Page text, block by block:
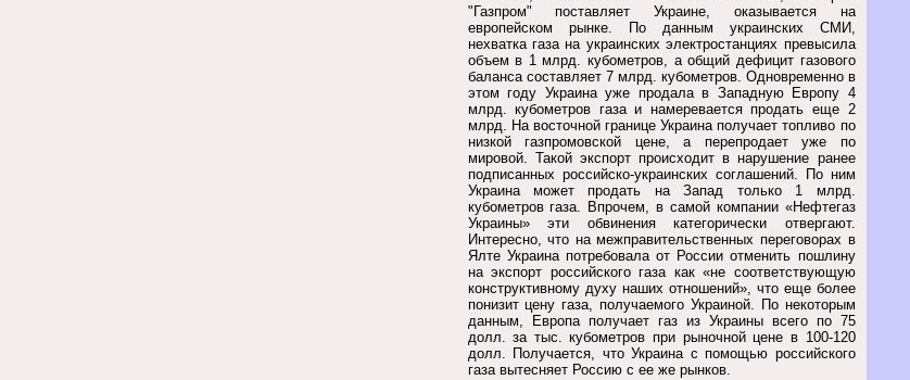
"Газпром" поставляет Украине, оказывается на
европейском рынке. По данным украинских СМИ,
нехватка газа на украинских электростанциях превысила
объем в 1 млрд. кубометров, а общий дефицит газового
баланса составляет 7 млрд. кубометров. Одновременно в
этом году Украина уже продала в Западную Европу 4
млрд. кубометров газа и намеревается продать еще 2
млрд. На восточной границе Украина получает топливо по
низкой газпромовской цене, а перепродает уже по
мировой. Такой экспорт происходит в нарушение ранее
подписанных российско-украинских соглашений. По ним
Украина может продать на Запад только 1 млрд.
кубометров газа. Впрочем, в самой компании «Нефтегаз
Украины» эти обвинения категорически отвергают.
Интересно, что на межправительственных переговорах в
Ялте Украина потребовала от России отменить пошлину
на экспорт российского газа как «не соответствующую
конструктивному духу наших отношений», что еще более
понизит цену газа, получаемого Украиной. По некоторым
данным, Европа получает газ из Украины всего по 75
долл. за тыс. кубометров при рыночной цене в 100-120
долл. Получается, что Украина с помощью российского
газа вытесняет Россию с ее же рынков.